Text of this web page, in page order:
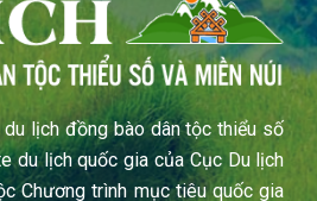
du lịch đồng bào dân tộc thiểu số
du lịch quốc gia của Cục Du lịch
Chương trình mục tiêu quốc gia